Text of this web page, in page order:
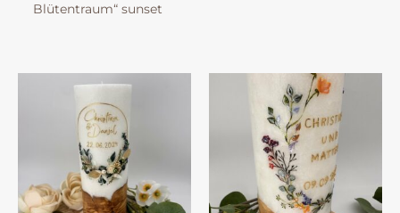
Blütentraum“ sunset